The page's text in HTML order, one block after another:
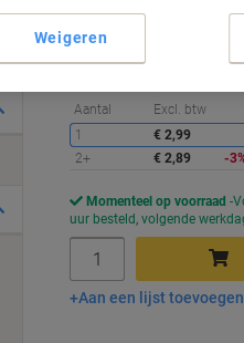
€ 2,89
€ 3,50 Incl. btw
Aantal Excl. btw
1
€ 2,99
2+
€ 2,89 -
Momenteel op voorraad
uur besteld, volgende
In
Aan een lijst toevoegen
Weigeren